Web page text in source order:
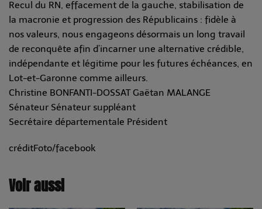
Recul du RN, effacement de la gauche, stabilisation de
la macronie et progression des Républicains : fidèle à
nos valeurs, nous engageons désormais un long travail
de reconquête afin d’incarner une alternative crédible,
indépendante et légitime pour les futures échéances, en
Lot-et-Garonne comme ailleurs.
Christine BONFANTI-DOSSAT Gaëtan MALANGE
Sénateur Sénateur suppléant
Secrétaire départementale Président
créditFoto/facebook
Voir aussi